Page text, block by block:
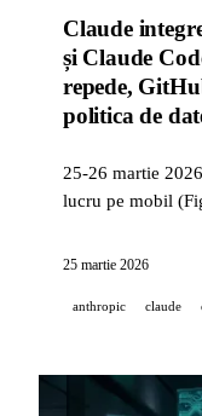
Claude
și Claude
repede,
politica de
25-26 martie
lucru pe mobil
de optimizări
generează piese
25 martie 2026
anthropic claude